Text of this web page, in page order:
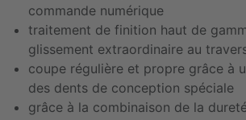
commande numérique
traitement de finition haut de
glissement extraordinaire au
coupe régulière et propre grâce à
des dents de conception spéciale
grâce à la combinaison de la